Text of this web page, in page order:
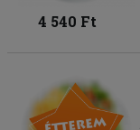
4 540 Ft